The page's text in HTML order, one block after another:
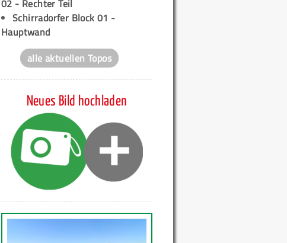
02 - Rechter Teil
Schirradorfer Block 01 -
Hauptwand
alle aktuellen Topos
Neues Bild hochladen